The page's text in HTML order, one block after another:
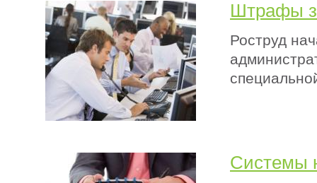
Штрафы
Роструд
Системы